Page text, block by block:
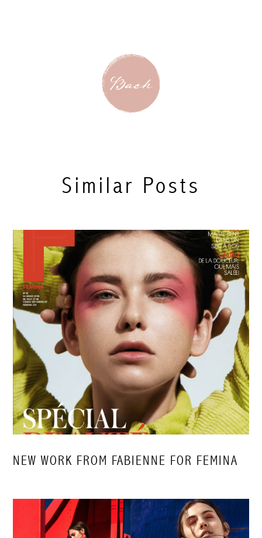
Similar Posts
NEW WORK FROM FABIENNE FOR FEMINA